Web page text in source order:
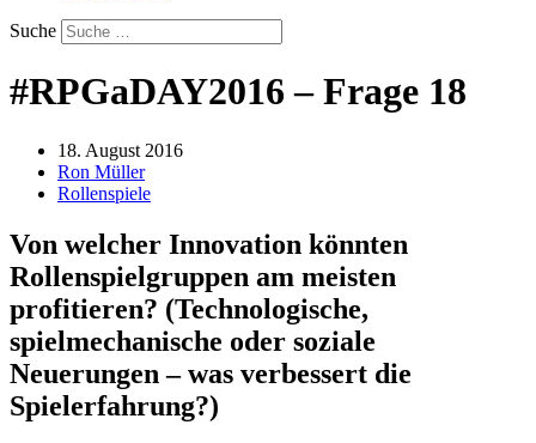
Suche
#RPGaDAY2016 – Frage 18
18. August 2016
Ron Müller
Rollenspiele
Von welcher Innovation könnten
Rollenspielgruppen am meisten
profitieren? (Technologische,
spielmechanische oder soziale
Neuerungen – was verbessert die
Spielerfahrung?)